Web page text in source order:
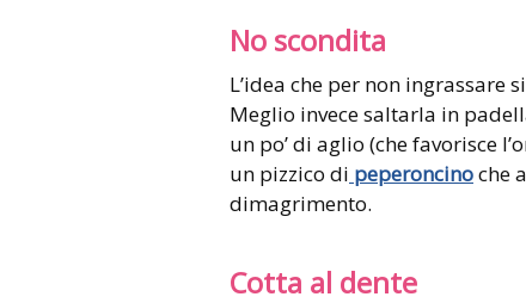
No scondita
L’idea che per non ingrassare
Meglio invece saltarla in
un po’ di aglio (che favorisce
un pizzico di peperoncinoche
dimagrimento.
Cotta al dente